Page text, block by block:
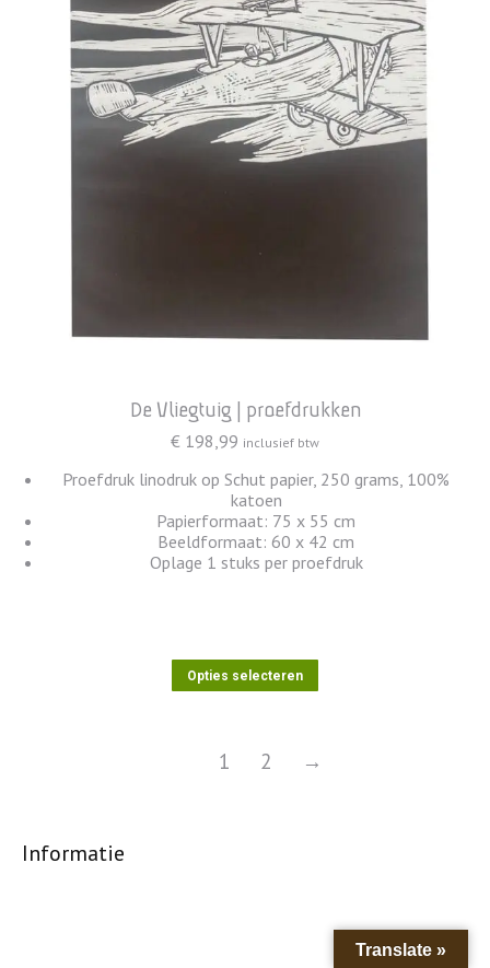
De Vliegtuig | proefdrukken
€ 198,99 inclusief btw
Proefdruk linodruk op Schut papier, 250 grams, 100%
katoen
Papierformaat: 75 x 55 cm
Beeldformaat: 60 x 42 cm
Oplage 1 stuks per proefdruk
Opties selecteren
Dit
product
Deze
1 2 →
Informatie
Translate »